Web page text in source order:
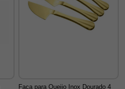
Faca para Queijo Inox Dourado 4